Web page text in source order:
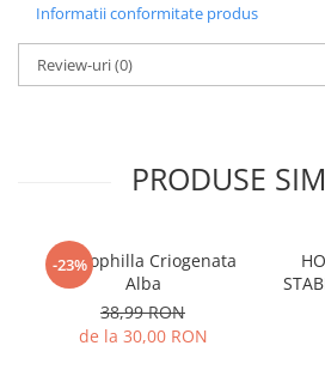
Informatii conformitate produs
Review-uri(0)
PRODUSE
-23%
Gypsophilla Criogenata
Alba
38,99 RON
de la 30,00 RON